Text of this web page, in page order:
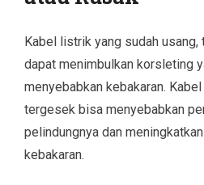
Kabel listrik yang sudah usang,
dapat menimbulkan korsleting
menyebabkan kebakaran.
tergesek bisa menyebabkan
pelindungnya dan
kebakaran.